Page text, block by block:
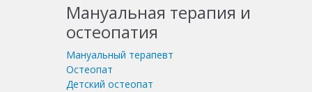
Мануальная терапия и
остеопатия
Мануальный терапевт
Остеопат
Детский остеопат